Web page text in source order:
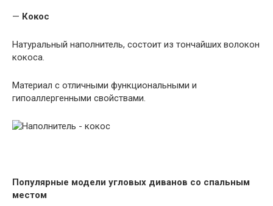
— Кокос
Натуральный наполнитель, состоит из тончайших волокон
кокоса.
Материал с отличными функциональными и
гипоаллергенными свойствами.
Популярные модели угловых диванов со спальным
местом